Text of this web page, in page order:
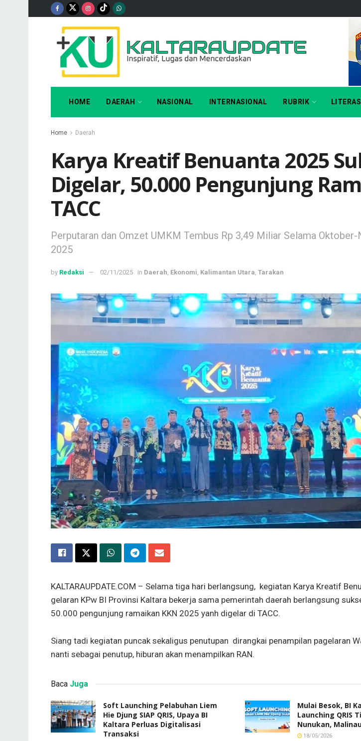
HOME DAERAH NASIONAL INTERNASIONAL RUBRIK LITERASI
Home Daerah
Karya Kreatif Benuanta 2025
Digelar, 50.000 Pengunjung
TACC
Perputaran dan Omzet UMKM Tembus Rp 3,49 Miliar Selama
2025
by Redaksi 02/11/2025 in Daerah Ekonomi Kalimantan Utara Tarakan
KALTARAUPDATE.COM – Selama tiga hari berlangsung, kegiatan Karya Kreatif
gelaran KPw BI Provinsi Kaltara bekerja sama pemerintah daerah berlangsung
50.000 pengunjung ramaikan KKN 2025 yanh digelar di TACC.
Siang tadi kegiatan puncak sekaligus penutupan dirangkai penampilan pagelaran
nanti sebagai penutup, hiburan akan menampilkan RAN.
Baca Juga
Soft Launching Pelabuhan Liem
Hie Djung SIAP QRIS, Upaya BI
Kaltara Perluas Digitalisasi
Transaksi
Mulai Besok, BI
Launching QRIS
Nunukan,
18/05/2026